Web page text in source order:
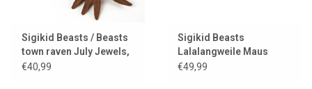
Sigikid Beasts / Beasts
town raven July Jewels,
KiKeRiKi
€40,99
Sigikid Beasts
Lalalangweile Maus
€49,99